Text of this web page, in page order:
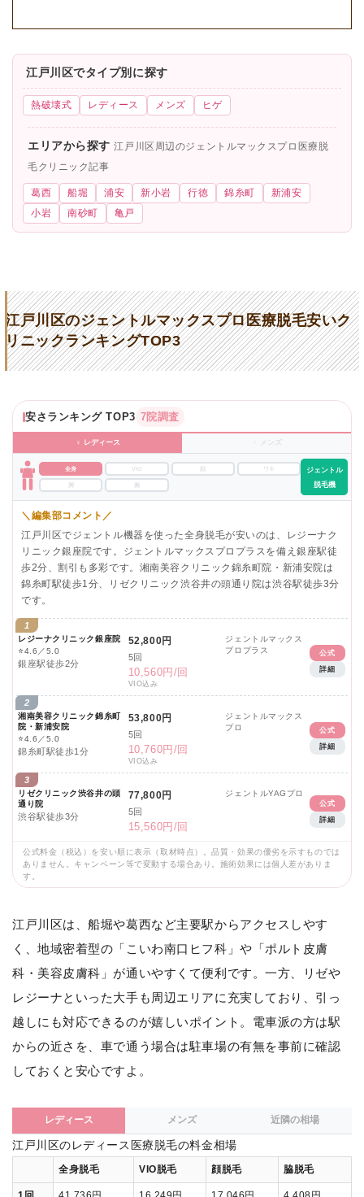
江戸川区でタイプ別に探す
熱破壊式 レディース メンズ ヒゲ
エリアから探す江戸川区周辺のジェントルマックスプロ医療脱
毛クリニック記事
葛西 船堀 浦安 新小岩 行徳 錦糸町
新浦安
小岩
南砂町 亀戸
江戸川区のジェントルマックスプロ医療脱毛安いク
リニックランキングTOP3
安さランキング TOP3 7院調査
♀ レディース ♂ メンズ
全身 VIO ワキ
脚
ジェントル
脱毛機
＼編集部コメント／
江戸川区でジェントル機器を使った全身脱毛が安いのは、レジーナク
リニック銀座院です。ジェントルマックスプロプラスを備え銀座駅徒
歩2分、割引も多彩です。湘南美容クリニック錦糸町院・新浦安院は
錦糸町駅徒歩1分、リゼクリニック渋谷井の頭通り院は渋谷駅徒歩3分
です。
1
レジーナクリニック銀座院
⭐4.6／5.0
銀座駅徒歩2分
52,800円
5回
10,560円/回
VIO込み
ジェントルマックス
プロプラス
公式
詳細
2
湘南美容クリニック錦糸町
院・新浦安院
⭐4.6／5.0
錦糸町駅徒歩1分
53,800円
5回
10,760円/回
VIO込み
ジェントルマックス
プロ
公式
詳細
3
リゼクリニック渋谷井の頭
通り院
渋谷駅徒歩3分
77,800円
5回
15,560円/回
ジェントルYAGプロ
公式
詳細
公式料金（税込）を安い順に表示（取材時点）。品質・効果の優劣を示すものでは
ありません。キャンペーン等で変動する場合あり。施術効果には個人差がありま
す。
江戸川区は、船堀や葛西など主要駅からアクセスしやす
く、地域密着型の「こいわ南口ヒフ科」や「ポルト皮膚
科・美容皮膚科」が通いやすくて便利です。一方、リゼや
レジーナといった大手も周辺エリアに充実しており、引っ
越しにも対応できるのが嬉しいポイント。電車派の方は駅
からの近さを、車で通う場合は駐車場の有無を事前に確認
しておくと安心ですよ。
レディース メンズ 近隣の相場
江戸川区のレディース医療脱毛の料金相場
全身脱毛 VIO脱毛 顔脱毛 脇脱毛